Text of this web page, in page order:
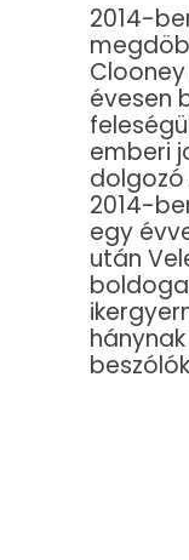
2014-
évesen
emberi
dolgozó
2014-
egy
után